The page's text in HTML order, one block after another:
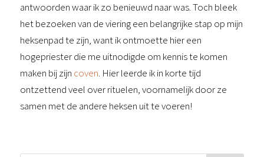
antwoorden waar ik zo benieuwd naar was. Toch bleek
het bezoeken van de viering een belangrijke stap op mijn
heksenpad te zijn, want ik ontmoette hier een
hogepriester die me uitnodigde om kennis te komen
maken bij zijn coven. Hier leerde ik in korte tijd
ontzettend veel over rituelen, voornamelijk door ze
samen met de andere heksen uit te voeren!